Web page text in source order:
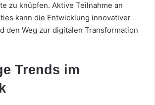
zu knüpfen. Aktive Teilnahme an
kann die Entwicklung innovativer
den Weg zur digitalen Transformation
Trends im